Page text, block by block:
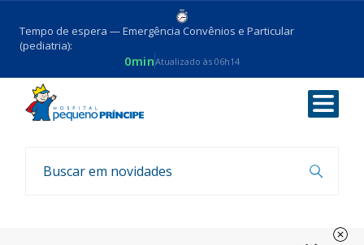
Tempo de espera — Emergência Convênios e Particular
(pediatria):
0minAtualizado às 06h14
Voltar
Coronavirus